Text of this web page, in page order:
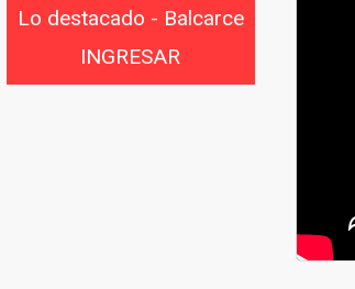
Lo destacado - Balcarce
INGRESAR